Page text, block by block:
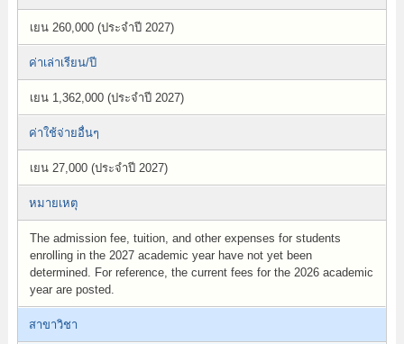
เยน 260,000 (ประจำปี 2027)
ค่าเล่าเรียน/ปี
เยน 1,362,000 (ประจำปี 2027)
ค่าใช้จ่ายอื่นๆ
เยน 27,000 (ประจำปี 2027)
หมายเหตุ
The admission fee, tuition, and other expenses for students
enrolling in the 2027 academic year have not yet been
determined. For reference, the current fees for the 2026 academic
year are posted.
สาขาวิชา